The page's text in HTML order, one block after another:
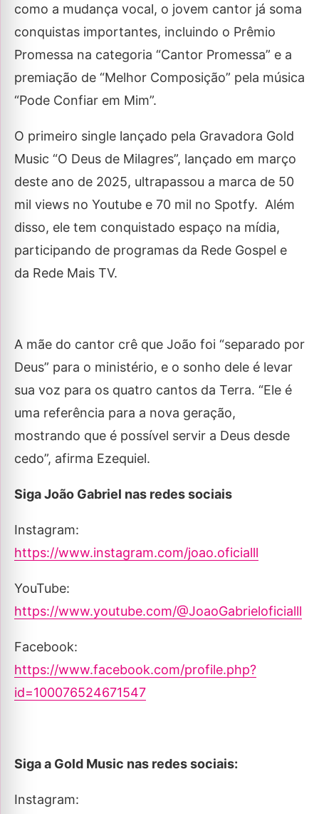
como a mudança vocal, o jovem cantor já soma
conquistas importantes, incluindo o Prêmio
Promessa na categoria “Cantor Promessa” e a
premiação de “Melhor Composição” pela música
“Pode Confiar em Mim”.
O primeiro single lançado pela Gravadora Gold
Music “O Deus de Milagres”, lançado em março
deste ano de 2025, ultrapassou a marca de 50
mil views no Youtube e 70 mil no Spotfy. Além
disso, ele tem conquistado espaço na mídia,
participando de programas da Rede Gospel e
da Rede Mais TV.
A mãe do cantor crê que João foi “separado por
Deus” para o ministério, e o sonho dele é levar
sua voz para os quatro cantos da Terra. “Ele é
uma referência para a nova geração,
mostrando que é possível servir a Deus desde
cedo”, afirma Ezequiel.
Siga João Gabriel nas redes sociais
Instagram:
https://www.instagram.com/joao.oficialll
YouTube:
https://www.youtube.com/@JoaoGabrieloficialll
Facebook:
https://www.facebook.com/profile.php?
id=100076524671547
Siga a Gold Music nas redes sociais:
Instagram: